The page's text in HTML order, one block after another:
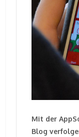
Mit der
Blog